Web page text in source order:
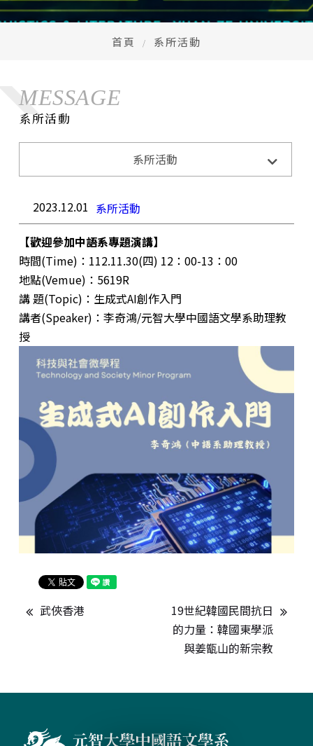
首頁 系所活動
MESSAGE
系所活動
系所活動系所公告 招生訊息
2023.12.01 系所活動
【歡迎參加中語系專題演講】
時間(Time)：112.11.30(四) 12：00-13：00
地點(Vemue)：5619R
講 題(Topic)：生成式AI創作入門
講者(Speaker)：李奇鴻/元智大學中國語文學系助理教
授
武俠香港
19世紀韓國民間抗日
的力量：韓國東學派
與姜甑山的新宗教